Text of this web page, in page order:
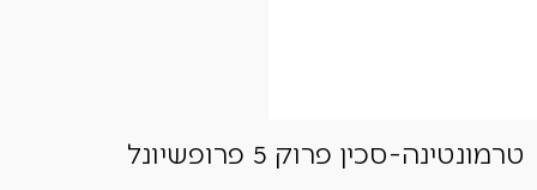
טרמונטינה-סכין פרוק 5 פרופשיונל